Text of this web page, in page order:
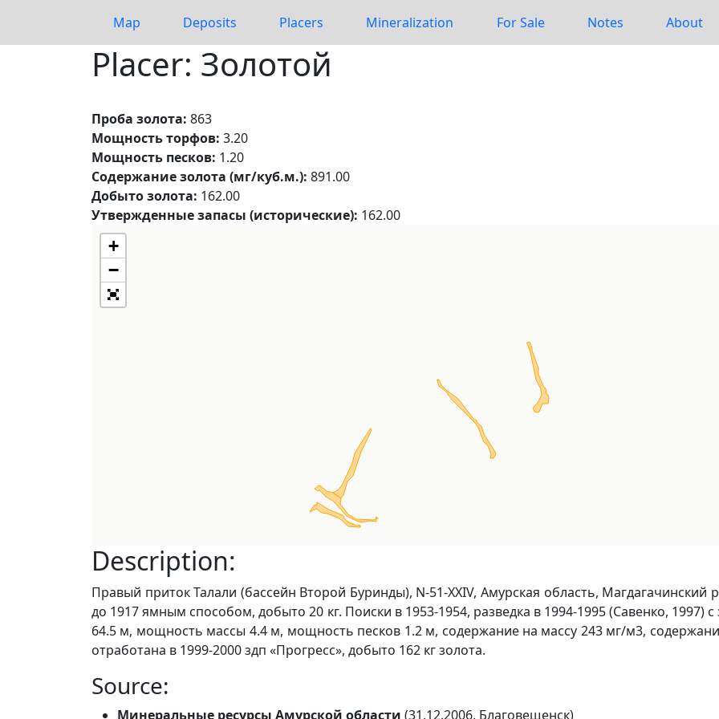
Map Deposits Placers Mineralization For Sale Notes About
Placer: Золотой
Проба золота: 863
Мощность торфов: 3.20
Мощность песков: 1.20
Содержание золота (мг/куб.м.): 891.00
Добыто золота: 162.00
Утвержденные запасы (исторические): 162.00
+
−
Description:
Правый приток Талали (бассейн Второй Буринды), N-51-ХХIV, Амурская область,
до 1917 ямным способом, добыто 20 кг. Поиски в 1953-1954, разведка в 1994-1995 (Савенко, 1997)
64.5 м, мощность массы 4.4 м, мощность песков 1.2 м, содержание на массу 243 мг/м3,
отработана в 1999-2000 здп «Прогресс», добыто 162 кг золота.
Source:
Минеральные ресурсы Амурской области (31.12.2006, Благовещенск)